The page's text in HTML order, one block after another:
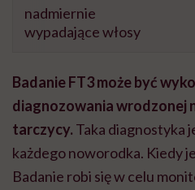
nadmiernie
wypadające włosy
Badanie FT3 może być
diagnozowania wrodzonej
tarczycy. Taka diagnostyka
każdego noworodka. Kiedy
Badanie robi się w celu